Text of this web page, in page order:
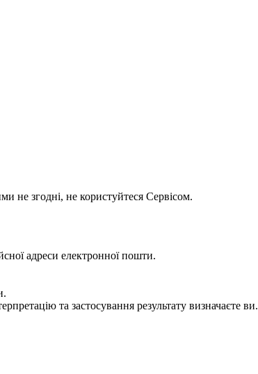
не згодні, не користуйтеся Сервісом.
адреси електронної пошти.
та застосування результату визначаєте ви.